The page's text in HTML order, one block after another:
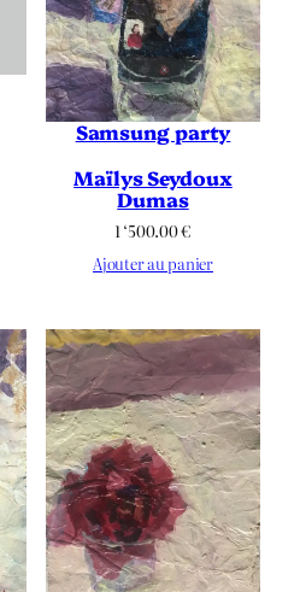
Samsung party
Maïlys Seydoux
Dumas
1 ‘500.00€
Ajouter au panier